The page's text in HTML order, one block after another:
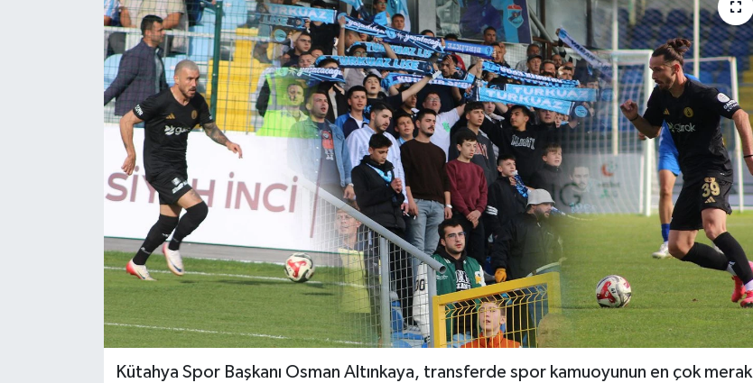
Kütahya Spor Başkanı Osman Altınkaya, transferde spor kamuoyunun en çok merak
Ekonomi